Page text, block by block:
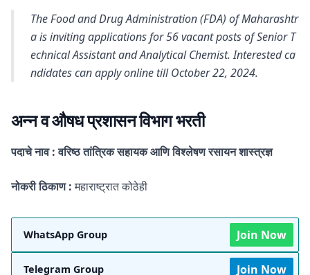
The Food and Drug Administration (FDA) of Maharashtr
a is inviting applications for 56 vacant posts of Senior T
echnical Assistant and Analytical Chemist. Interested ca
ndidates can apply online till October 22, 2024.
अन्न व औषध प्रशासन विभाग भरती
पदाचे नाव : वरिष्ठ तांत्रिक सहायक आणि विश्लेषण रसायन शास्त्रज्ञ
नोकरी ठिकाण :महाराष्ट्रात कोठेही
WhatsApp Group Join Now
Telegram Group Join Now